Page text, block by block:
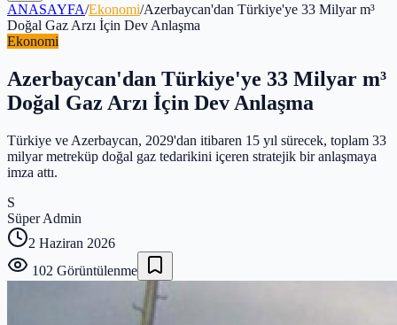
ANASAYFA/Ekonomi/Azerbaycan'dan Türkiye'ye 33 Milyar m³
Doğal Gaz Arzı İçin Dev Anlaşma
Ekonomi
Azerbaycan'dan Türkiye'ye 33 Milyar m³
Doğal Gaz Arzı İçin Dev Anlaşma
Türkiye ve Azerbaycan, 2029'dan itibaren 15 yıl sürecek, toplam 33
milyar metreküp doğal gaz tedarikini içeren stratejik bir anlaşmaya
imza attı.
S
Süper Admin
2 Haziran 2026
102 Görüntülenme